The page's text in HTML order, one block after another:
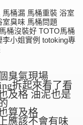
馬桶漏 馬桶重裝 浴室
室臭味 馬桶問題
桶沒裝好 TOTO馬桶
李小姐實例 totoking專
臭氣現場
拆起來看了看
及格 油泥也是
算及格
應該不會有味